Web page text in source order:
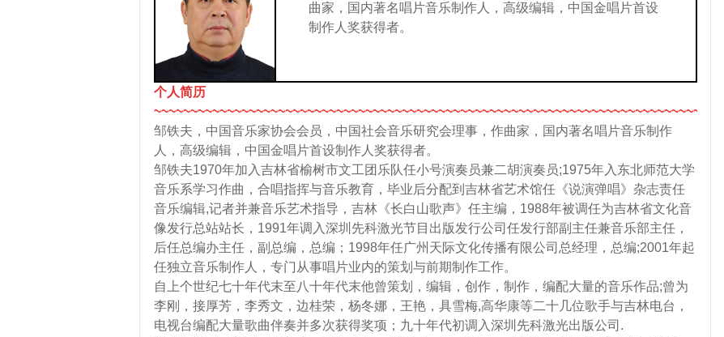
曲家，国内著名唱片音乐制作人，高级编辑，中国金唱片首设
制作人奖获得者。
个人简历
~~~~~~~~~~~~~~~~~~~~~~~~~~~~~~~~~~~~~~~~~~~~~~~~~~~~~~~~~~~~~~~~~~~~~~~~~~~~~~~
邹铁夫，中国音乐家协会会员，中国社会音乐研究会理事，作曲家，国内著名唱片音乐制作
人，高级编辑，中国金唱片首设制作人奖获得者。
邹铁夫1970年加入吉林省榆树市文工团乐队任小号演奏员兼二胡演奏员;1975年入东北师范大学
音乐系学习作曲，合唱指挥与音乐教育，毕业后分配到吉林省艺术馆任《说演弹唱》杂志责任
音乐编辑,记者并兼音乐艺术指导，吉林《长白山歌声》任主编，1988年被调任为吉林省文化音
像发行总站站长，1991年调入深圳先科激光节目出版发行公司任发行部副主任兼音乐部主任，
后任总编办主任，副总编，总编；1998年任广州天际文化传播有限公司总经理，总编;2001年起
任独立音乐制作人，专门从事唱片业内的策划与前期制作工作。
自上个世纪七十年代末至八十年代末他曾策划，编辑，创作，制作，编配大量的音乐作品;曾为
李刚，接厚芳，李秀文，边桂荣，杨冬娜，王艳，具雪梅,高华康等二十几位歌手与吉林电台，
电视台编配大量歌曲伴奏并多次获得奖项；九十年代初调入深圳先科激光出版公司.